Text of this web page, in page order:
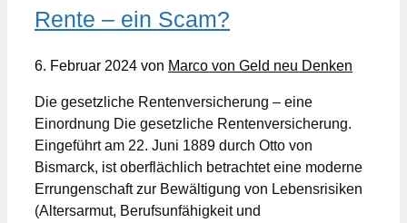
Rente – ein Scam?
6. Februar 2024 von Marco von Geld neu Denken
Die gesetzliche Rentenversicherung – eine
Einordnung Die gesetzliche Rentenversicherung.
Eingeführt am 22. Juni 1889 durch Otto von
Bismarck, ist oberflächlich betrachtet eine moderne
Errungenschaft zur Bewältigung von Lebensrisiken
(Altersarmut, Berufsunfähigkeit und